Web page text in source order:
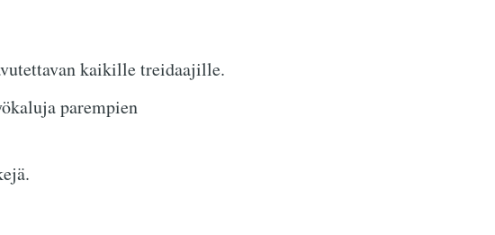
kaikille treidaajille.
parempien